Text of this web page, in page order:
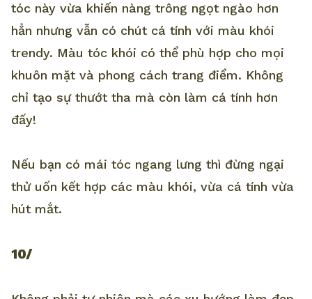
tóc này vừa khiến nàng trông ngọt ngào hơn
hẳn nhưng vẫn có chút cá tính với màu khói
trendy. Màu tóc khói có thể phù hợp cho mọi
khuôn mặt và phong cách trang điểm. Không
chỉ tạo sự thướt tha mà còn làm cá tính hơn
đấy!
Nếu bạn có mái tóc ngang lưng thì đừng ngại
thử uốn kết hợp các màu khói, vừa cá tính vừa
hút mắt.
10/